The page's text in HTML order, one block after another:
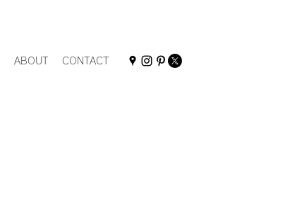
ABOUT CONTACT